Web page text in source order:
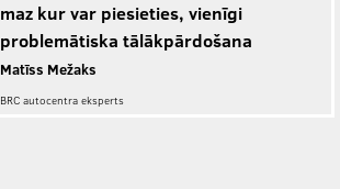
maz kur var piesieties, vienīgi
problemātiska tālākpārdošana
Matīss Mežaks
BRC autocentra eksperts